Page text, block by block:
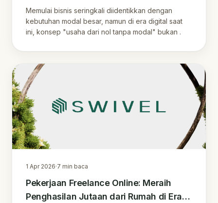
Indonesia
Memulai bisnis seringkali diidentikkan dengan
kebutuhan modal besar, namun di era digital saat
ini, konsep "usaha dari nol tanpa modal" bukan .
1 Apr 2026·7 min baca
Pekerjaan Freelance Online: Meraih
Penghasilan Jutaan dari Rumah di Era